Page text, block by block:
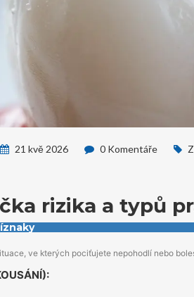
21 kvě 2026 0 Komentáře
rizika a typů
ve kterých pociťujete nepohodlí nebo